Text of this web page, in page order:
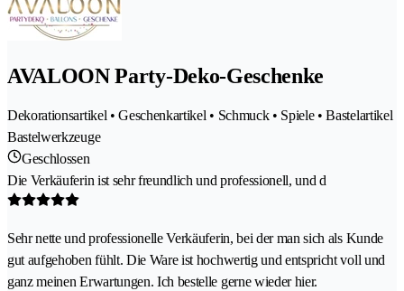
AVALOON Party-Deko-Geschenke
Dekorationsartikel • Geschenkartikel • Schmuck • Spiele • Bastelartikel
Bastelwerkzeuge
Geschlossen
Die Verkäuferin ist sehr freundlich und professionell, und d
Sehr nette und professionelle Verkäuferin, bei der man sich als Kunde
gut aufgehoben fühlt. Die Ware ist hochwertig und entspricht voll und
ganz meinen Erwartungen. Ich bestelle gerne wieder hier.